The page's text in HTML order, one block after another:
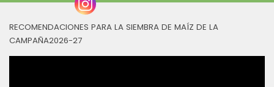
RECOMENDACIONES PARA LA SIEMBRA DE MAÍZ DE LA
CAMPAÑA2026-27